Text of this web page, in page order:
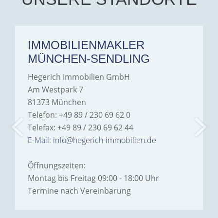
IMMOBILIENMAKLER
MÜNCHEN-SENDLING
Hegerich Immobilien GmbH
Am Westpark 7
81373 München
Telefon: +49 89 / 230 69 62 0
Telefax: +49 89 / 230 69 62 44
E-Mail: info@hegerich-immobilien.de
Öffnungszeiten:
Montag bis Freitag 09:00 - 18:00 Uhr
Termine nach Vereinbarung